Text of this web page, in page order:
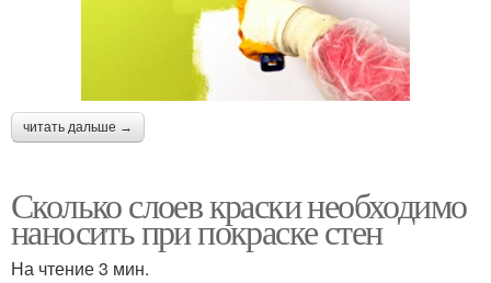
читать дальше →
Сколько слоев краски необходимо
наносить при покраске стен
На чтение 3 мин.